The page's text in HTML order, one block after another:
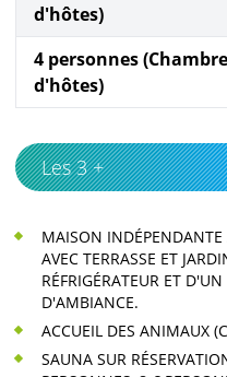
d'hôtes)
4 personnes
d'hôtes)
Les 3 +
MAISON INDÉPENDANTE
AVEC TERRASSE ET
RÉFRIGÉRATEUR ET
D'AMBIANCE.
ACCUEIL DES ANIMAUX
SAUNA SUR